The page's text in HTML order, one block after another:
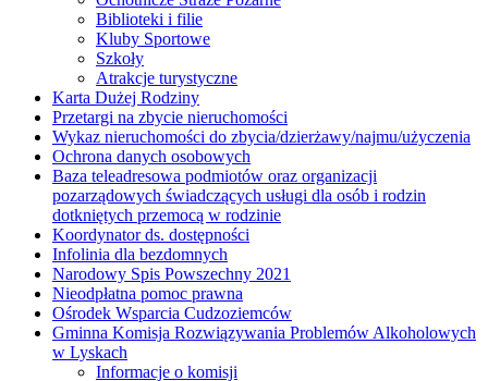
Biblioteki i filie
Kluby Sportowe
Szkoły
Atrakcje turystyczne
Karta Dużej Rodziny
Przetargi na zbycie nieruchomości
Wykaz nieruchomości do zbycia/dzierżawy/najmu/użyczenia
Ochrona danych osobowych
Baza teleadresowa podmiotów oraz organizacji
pozarządowych świadczących usługi dla osób i rodzin
dotkniętych przemocą w rodzinie
Koordynator ds. dostępności
Infolinia dla bezdomnych
Narodowy Spis Powszechny 2021
Nieodpłatna pomoc prawna
Ośrodek Wsparcia Cudzoziemców
Gminna Komisja Rozwiązywania Problemów Alkoholowych
w Lyskach
Informacje o komisji